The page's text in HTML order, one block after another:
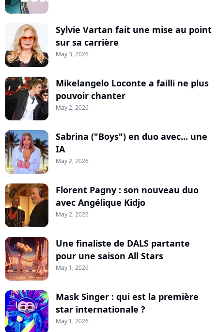
Sylvie Vartan fait une mise au point
sur sa carrière
May 3, 2026
Mikelangelo Loconte a failli ne plus
pouvoir chanter
May 2, 2026
Sabrina ("Boys") en duo avec... une
IA
May 2, 2026
Florent Pagny : son nouveau duo
avec Angélique Kidjo
May 2, 2026
Une finaliste de DALS partante
pour une saison All Stars
May 1, 2026
Mask Singer : qui est la première
star internationale ?
May 1, 2026